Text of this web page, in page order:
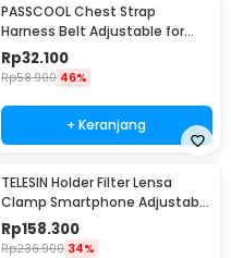
PASSCOOL Chest Strap
Harness Belt Adjustable for
GoPro and Smartphone - PL03
Rp32.100
Rp58.900 46%
+ Keranjang
TELESIN Holder Filter Lensa
Clamp Smartphone Adjustable
67mm - P3-EAK-02
Rp158.300
Rp236.900 34%